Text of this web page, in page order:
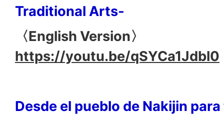
Traditional Arts-
〈English Version〉
https://youtu.be/qSYCa1Jdbl0
Desde el pueblo de Nakijin